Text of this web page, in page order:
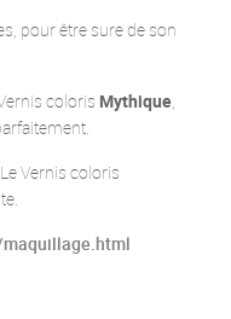
pour être sure de son
coloris Mythique,
Vernis coloris